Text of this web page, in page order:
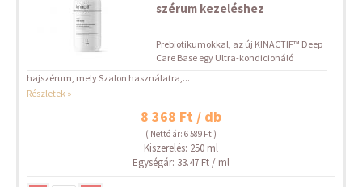
szérum kezeléshez
Prebiotikumokkal, az új KINACTIF™ Deep
Care Base egy Ultra-kondicionáló
hajszérum, mely Szalon használatra,...
Részletek »
8 368 Ft / db
( Nettó ár: 6 589 Ft )
Kiszerelés: 250 ml
Egységár: 33.47 Ft / ml